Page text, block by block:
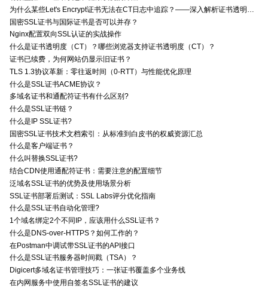
为什么某些Let's Encrypt证书无法在CT日志中追踪？——深入解析证书透明度与Let's Encrypt的关系
国密SSL证书与国际证书是否可以并存？
Nginx配置双向SSL认证的实战操作
什么是证书透明度（CT）？哪些浏览器支持证书透明度（CT）？
证书已续费，为何网站仍显示旧证书？
TLS 1.3协议革新：零往返时间（0-RTT）与性能优化原理
什么是SSL证书ACME协议？
多域名证书和通配符证书有什么区别?
什么是SSL证书链？
什么是IP SSL证书?
国密SSL证书技术文档索引：从标准到白皮书的权威资源汇总
什么是客户端证书？
什么叫替换SSL证书?
结合CDN使用通配符证书：需要注意的配置细节
泛域名SSL证书的优势及使用场景分析
SSL证书部署后测试：SSL Labs评分优化指南
什么是SSL证书自动化管理?
1个域名绑定2个不同IP，应该用什么SSL证书？
什么是DNS-over-HTTPS？如何工作的？
在Postman中调试带SSL证书的API接口
什么是SSL证书服务器时间戳（TSA）？
Digicert多域名证书管理技巧：一张证书覆盖多个业务线
在内网服务中使用自签名SSL证书的建议